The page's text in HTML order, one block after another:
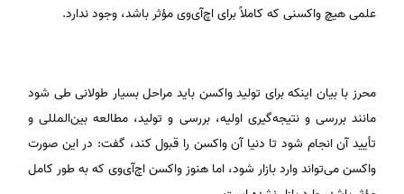
علمی هیچ واکسنی که کاملاً برای اچ‌آی‌وی مؤثر باشد، وجود ندارد.
محرز با بیان اینکه برای تولید واکسن باید مراحل بسیار طولانی طی شود
مانند بررسی و نتیجه‌گیری اولیه، بررسی و تولید، مطالعه بین‌المللی و
تأیید آن انجام شود تا دنیا آن واکسن را قبول کند، گفت: در این صورت
واکسن می‌تواند وارد بازار شود، اما هنوز واکسن اچ‌آی‌وی که به طور کامل